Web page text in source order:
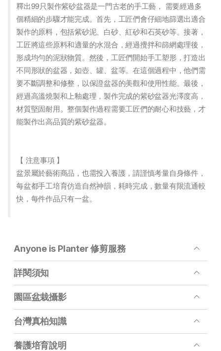
釋出99只製作紫砂盆器是一門古老的手工藝， 需要經過多
個精細的步驟才能完成。首先，工匠們會仔細地篩選出適合
製作的原料，包括紫砂泥、白砂、紅砂和石英砂等。接著，
工匠將這些原料和適量的水混合，經過攪拌和篩網處理後，
形成均勻的泥狀物質。然後，工匠們開始手工塑形，打造出
不同形狀的盆器，如壺、罐、盆等。在這個過程中，他們需
要不斷調整和修整，以保證盆器的美觀和使用性能。最後，
經過高溫燒製和上釉處理，製作完成的紫砂盆器光澤度高，
材質堅固耐用。整個製作過程需要工匠們的耐心和技藝，才
能製作出高品質的紫砂盆器。
【 注意事項 】
盆景屬於藝術商品，也需投入養護，請謹慎考量自身條件，
每盆都手工培育仿造自然神韻，耗時完成，數量有限流通較
快，每件作品只有一盆。
Anyone is Planter 修剪服務
詳閱須知
園區盆栽攝影
台灣真柏知識
養護培育說明